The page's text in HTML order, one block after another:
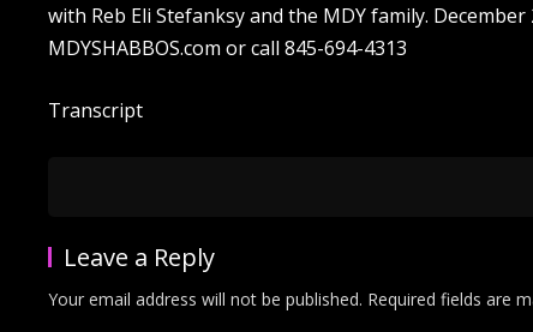
with Reb Eli Stefanksy and the MDY family.
MDYSHABBOS.com or call 845-694-4313
Transcript
Leave a Reply
Your email address will not be published. Required fields are